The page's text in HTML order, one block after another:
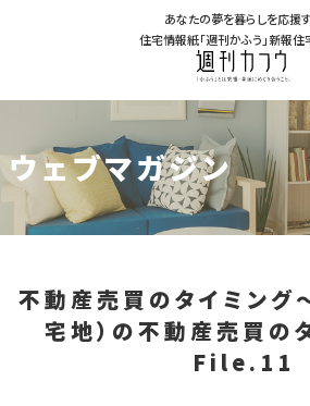
あなたの夢を暮らしを応援
住宅情報紙「週刊かふう」新報住
ウェブマガジン
不動産売買のタイミング
宅地）の不動産売買の
File.11